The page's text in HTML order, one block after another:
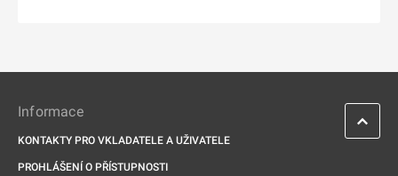
Informace
KONTAKTY PRO VKLADATELE A UŽIVATELE
PROHLÁŠENÍ O PŘÍSTUPNOSTI